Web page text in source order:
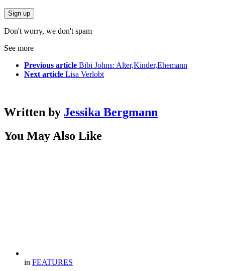
Don't worry, we don't spam
See more
Previous article Bibi Johns: Alter,Kinder,Ehemann
Next article Lisa Verlobt
Written by Jessika Bergmann
You May Also Like
in FEATURES